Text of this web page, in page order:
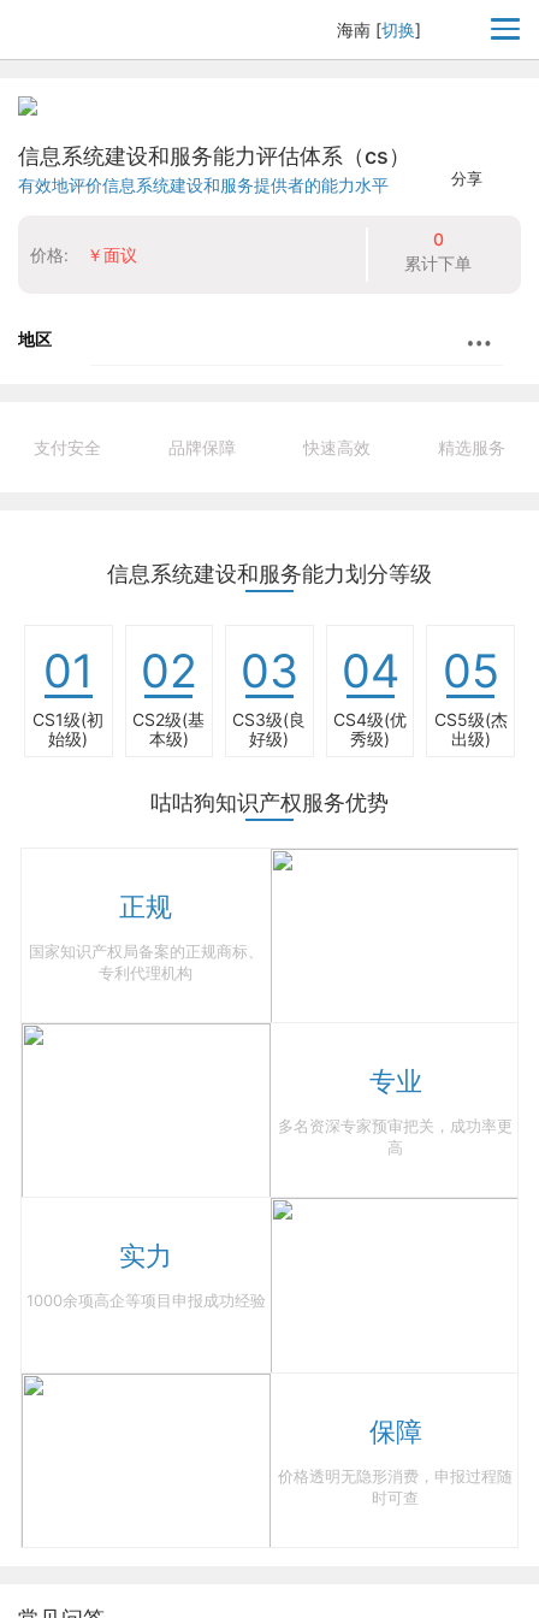
海南 [切换]
分享
信息系统建设和服务能力评估体系（cs）
有效地评价信息系统建设和服务提供者的能力水平
价格: ￥面议
0
累计下单
地区
支付安全 品牌保障 快速高效 精选服务
信息系统建设和服务能力划分等级
01
CS1级(初
始级)
02
CS2级(基
本级)
03
CS3级(良
好级)
04
CS4级(优
秀级)
05
CS5级(杰
出级)
咕咕狗知识产权服务优势
正规
国家知识产权局备案的正规商标、
专利代理机构
专业
多名资深专家预审把关，成功率更
高
实力
1000余项高企等项目申报成功经验
保障
价格透明无隐形消费，申报过程随
时可查